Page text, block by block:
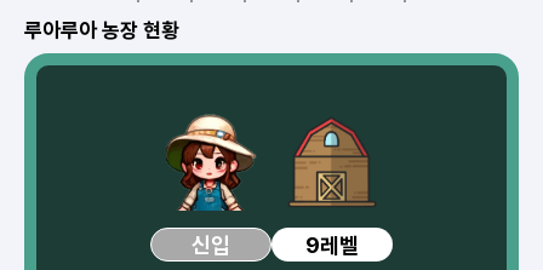
루아루아 농장 현황
신입 9레벨